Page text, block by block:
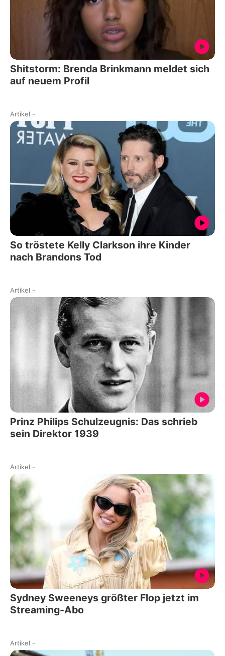
Shitstorm: Brenda Brinkmann meldet sich
auf neuem Profil
Artikel -
So tröstete Kelly Clarkson ihre Kinder
nach Brandons Tod
Artikel -
Prinz Philips Schulzeugnis: Das schrieb
sein Direktor 1939
Artikel -
Sydney Sweeneys größter Flop jetzt im
Streaming-Abo
Artikel -